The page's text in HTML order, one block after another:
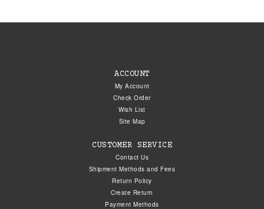
ACCOUNT
My Account
Check Order
Wish List
Site Map
CUSTOMER SERVICE
Contact Us
Shipment Methods and Fees
Return Policy
Create Return
Payment Methods